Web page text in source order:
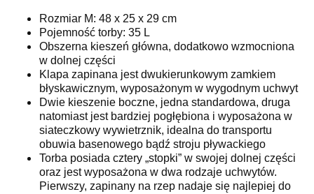
Rozmiar M: 48 x 25 x 29 cm
Pojemność torby: 35 L
Obszerna kieszeń główna, dodatkowo wzmocniona
w dolnej części
Klapa zapinana jest dwukierunkowym zamkiem
błyskawicznym, wyposażonym w wygodnym uchwyt
Dwie kieszenie boczne, jedna standardowa, druga
natomiast jest bardziej pogłębiona i wyposażona w
siateczkowy wywietrznik, idealna do transportu
obuwia basenowego bądź stroju pływackiego
Torba posiada cztery „stopki” w swojej dolnej części
oraz jest wyposażona w dwa rodzaje uchwytów.
Pierwszy, zapinany na rzep nadaje się najlepiej do